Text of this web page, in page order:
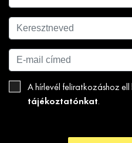
A hírlevél feliratkozáshoz
tájékoztatónkat.